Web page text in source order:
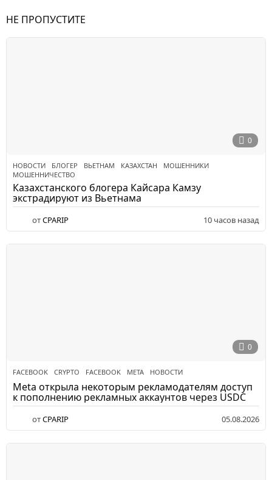
НЕ ПРОПУСТИТЕ
0
НОВОСТИ БЛОГЕР ,ВЬЕТНАМ ,КАЗАХСТАН ,МОШЕННИКИ
МОШЕННИЧЕСТВО
Казахстанского блогера Кайсара Камзу
экстрадируют из Вьетнама
отCPARIP 10 часов назад
0
FACEBOOK CRYPTO ,FACEBOOK ,META ,НОВОСТИ
Meta открыла некоторым рекламодателям доступ
к пополнению рекламных аккаунтов через USDC
отCPARIP 05.08.2026